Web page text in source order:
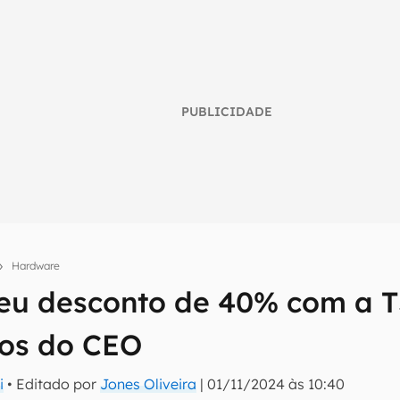
PUBLICIDADE
Hardware
desconto de 40% com a
do CEO
• Editado por Jones Oliveira |01/11/2024 às 10:40
do Canaltech e receba notícias e reviews sobre tecnologia